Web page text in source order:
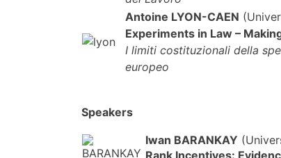
Antoine LYON-CAEN
Experiments in Law –
I limiti costituzionali della
europeo
Speakers
Iwan BARANKAY
Rank Incentives: